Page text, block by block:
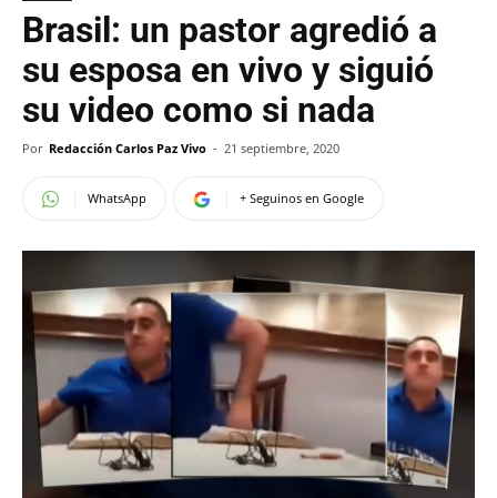
Brasil: un pastor agredió a
su esposa en vivo y siguió
su video como si nada
Por Redacción Carlos Paz Vivo - 21 septiembre, 2020
WhatsApp + Seguinos en Google